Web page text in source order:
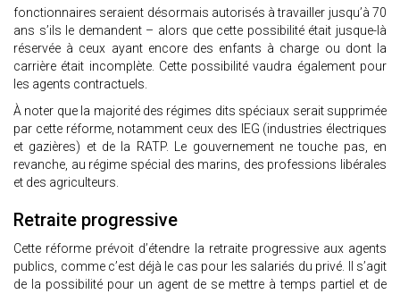
fonctionnaires seraient désormais autorisés à travailler jusqu’à 70
ans s’ils le demandent – alors que cette possibilité était jusque-là
réservée à ceux ayant encore des enfants à charge ou dont la
carrière était incomplète. Cette possibilité vaudra également pour
les agents contractuels.
À noter que la majorité des régimes dits spéciaux serait supprimée
par cette réforme, notamment ceux des IEG (industries électriques
et gazières) et de la RATP. Le gouvernement ne touche pas, en
revanche, au régime spécial des marins, des professions libérales
et des agriculteurs.
Retraite progressive
Cette réforme prévoit d’étendre la retraite progressive aux agents
publics, comme c’est déjà le cas pour les salariés du privé. Il s’agit
de la possibilité pour un agent de se mettre à temps partiel et de